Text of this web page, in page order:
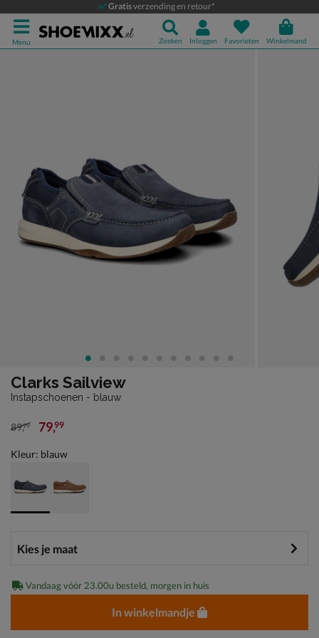
Gratisverzending en retour*
Menu Zoeken Inloggen Favorieten Winkelmand
Clarks Sailview
Instapschoenen
Clarks Sailview
Instapschoenen - blauw
van € 89,99 voor € 79,99
89,99 79,99
Kleur: blauw
Vandaag vóór 23.00u besteld, morgen in huis
In winkelmandje